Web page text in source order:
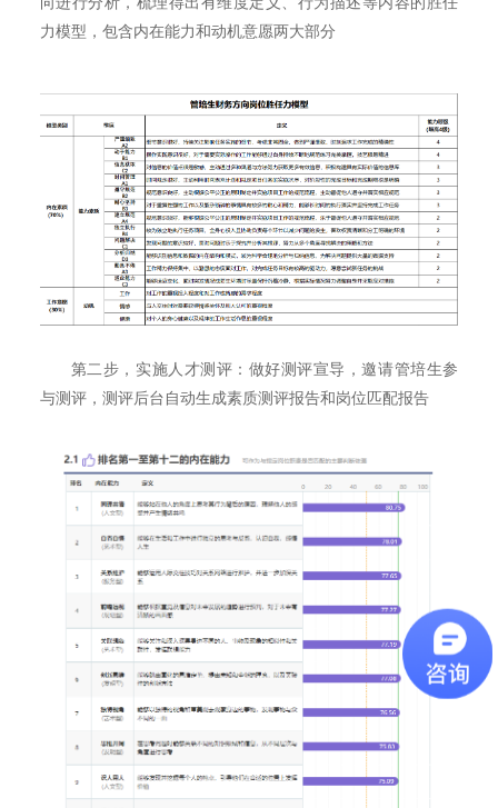
力模型，包含内在能力和动机意愿两大部分
第二步，实施人才测评：做好测评宣导，邀请管培生参
与测评，测评后台自动生成素质测评报告和岗位匹配报告